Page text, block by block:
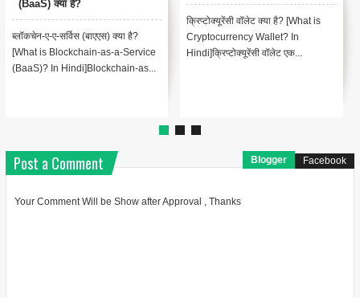
है? [What is
In
वॉलेट एक...
बिटकॉइन मिसरी इंडेक्स (बीएमआई) क्या है?
[What Is the Bitcoin Misery Index
(BMI)?]वॉलस्ट्रीट ट्रेडर, ...
बिटकॉइन कैश क्या
Cash? In
एक क्रिप्टोकरेंसी है जो
Post a Comment Blogger Facebook
Your Comment Will be Show after Approval , Thanks